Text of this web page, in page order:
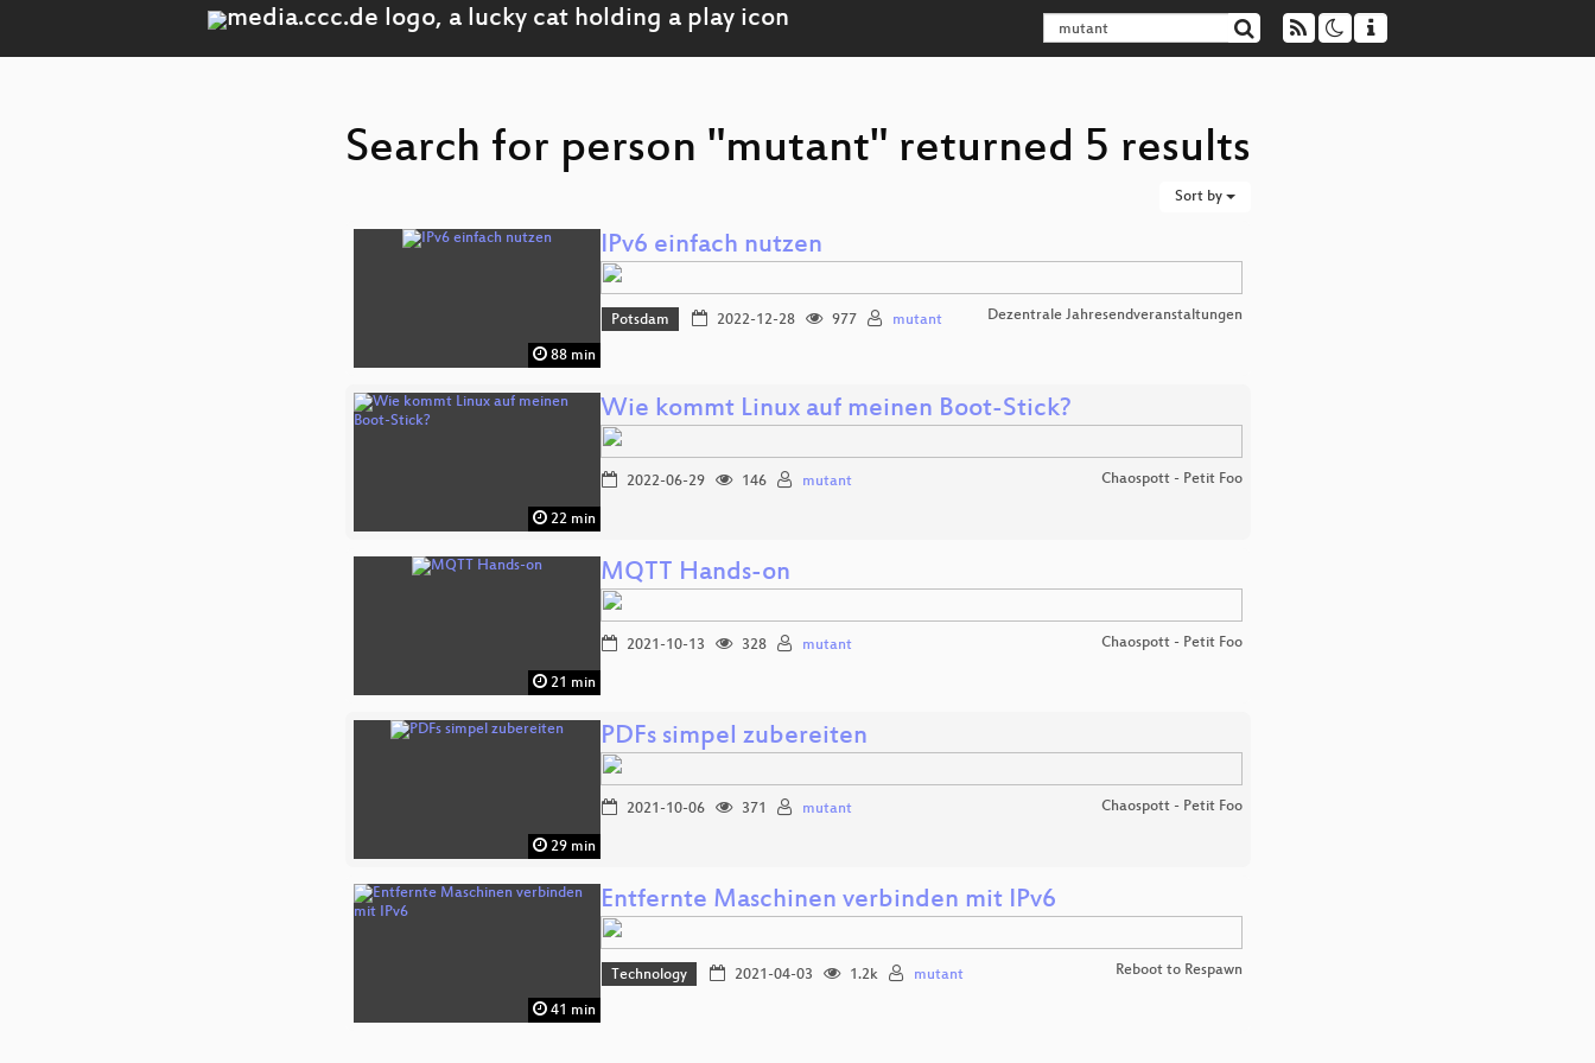
Search for person "mutant" returned 5 results
Sort by
88 min
IPv6 einfach nutzen
Potsdam 2022-12-28 977 mutant Dezentrale Jahresendveranstaltungen
22 min
Wie kommt Linux auf meinen Boot-Stick?
2022-06-29 146 mutant Chaospott - Petit Foo
21 min
MQTT Hands-on
2021-10-13 328 mutant Chaospott - Petit Foo
29 min
PDFs simpel zubereiten
2021-10-06 371 mutant Chaospott - Petit Foo
41 min
Entfernte Maschinen verbinden mit IPv6
Technology 2021-04-03 1.2k mutant Reboot to Respawn